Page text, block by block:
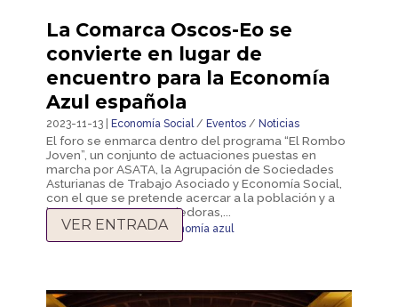
La Comarca Oscos-Eo se
convierte en lugar de
encuentro para la Economía
Azul española
2023-11-13 | Economía Social/ Eventos/ Noticias
El foro se enmarca dentro del programa “El Rombo
Joven”, un conjunto de actuaciones puestas en
marcha por ASATA, la Agrupación de Sociedades
Asturianas de Trabajo Asociado y Economía Social,
con el que se pretende acercar a la población y a
las personas emprendedoras,...
ODS,Agenda 2030,economía azul
VER ENTRADA